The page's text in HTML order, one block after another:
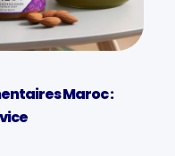
Maroc :